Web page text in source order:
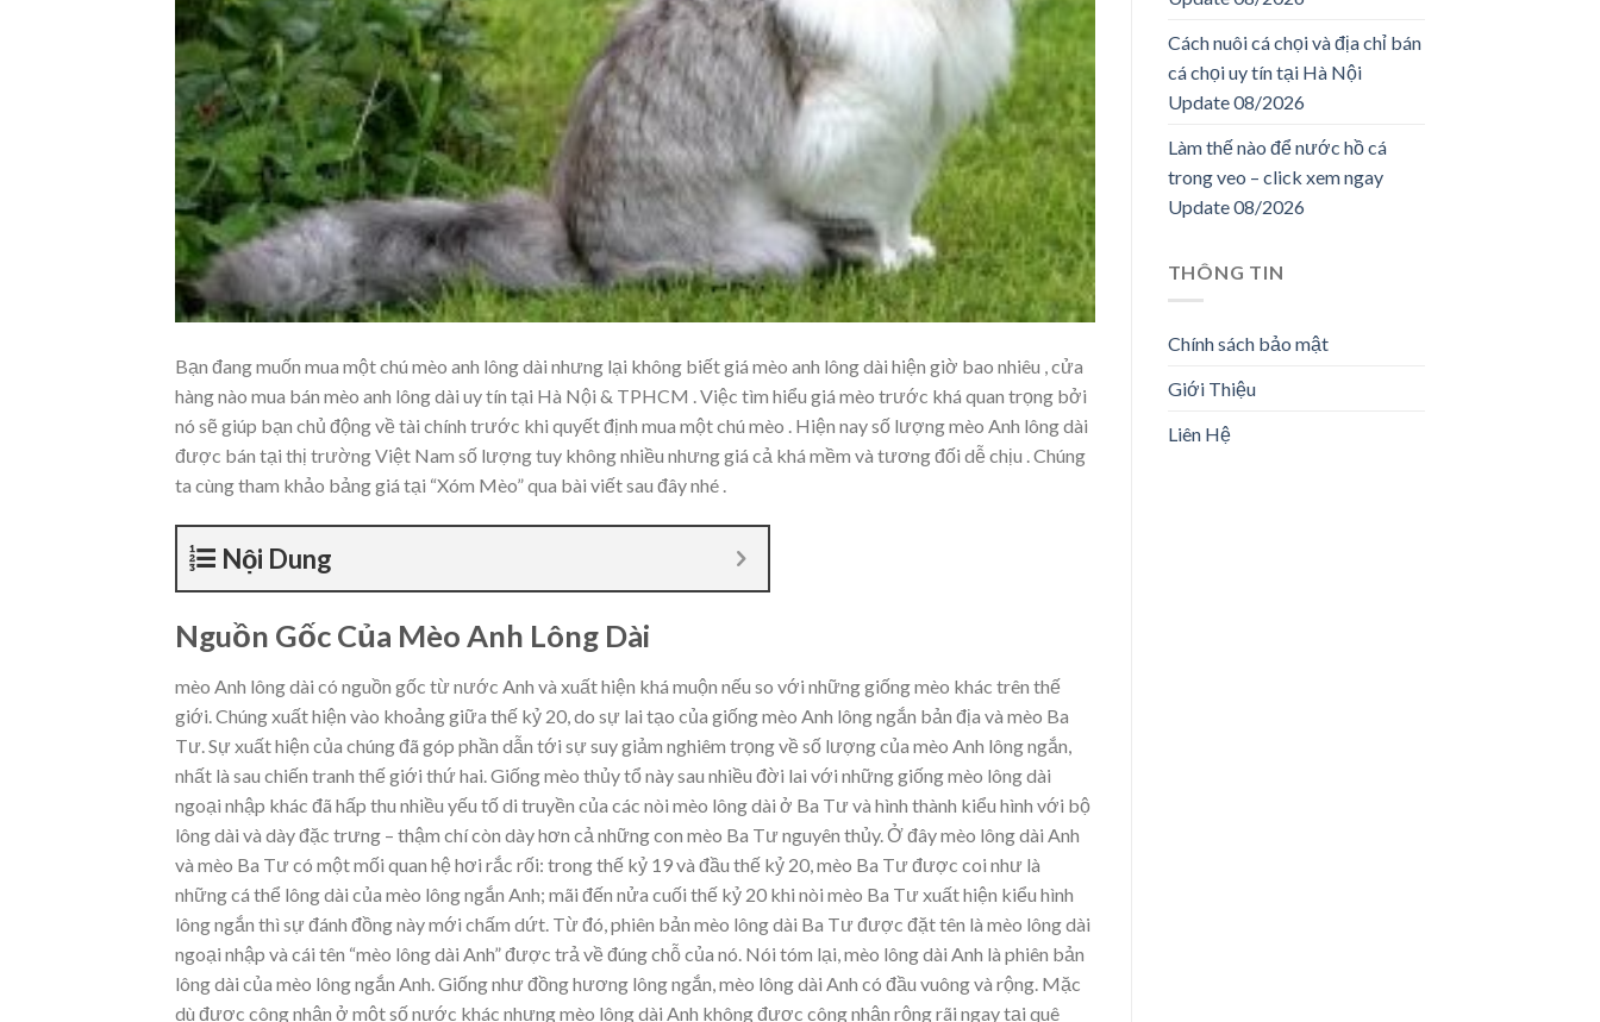
Bạn đang muốn mua một chú mèo anh lông dài nhưng lại không biết giá mèo anh lông dài hiện giờ bao nhiêu , cửa
hàng nào mua bán mèo anh lông dài uy tín tại Hà Nội & TPHCM . Việc tìm hiểu giá mèo trước khá quan trọng bởi
nó sẽ giúp bạn chủ động về tài chính trước khi quyết định mua một chú mèo . Hiện nay số lượng mèo Anh lông dài
được bán tại thị trường Việt Nam số lượng tuy không nhiều nhưng giá cả khá mềm và tương đối dễ chịu . Chúng
ta cùng tham khảo bảng giá tại “Xóm Mèo” qua bài viết sau đây nhé .
Nội Dung
Nguồn Gốc Của Mèo Anh Lông Dài
mèo Anh lông dài có nguồn gốc từ nước Anh và xuất hiện khá muộn nếu so với những giống mèo khác trên thế
giới. Chúng xuất hiện vào khoảng giữa thế kỷ 20, do sự lai tạo của giống mèo Anh lông ngắn bản địa và mèo Ba
Tư. Sự xuất hiện của chúng đã góp phần dẫn tới sự suy giảm nghiêm trọng về số lượng của mèo Anh lông ngắn,
nhất là sau chiến tranh thế giới thứ hai. Giống mèo thủy tổ này sau nhiều đời lai với những giống mèo lông dài
ngoại nhập khác đã hấp thu nhiều yếu tố di truyền của các nòi mèo lông dài ở Ba Tư và hình thành kiểu hình với bộ
lông dài và dày đặc trưng – thậm chí còn dày hơn cả những con mèo Ba Tư nguyên thủy. Ở đây mèo lông dài Anh
và mèo Ba Tư có một mối quan hệ hơi rắc rối: trong thế kỷ 19 và đầu thế kỷ 20, mèo Ba Tư được coi như là
những cá thể lông dài của mèo lông ngắn Anh; mãi đến nửa cuối thế kỷ 20 khi nòi mèo Ba Tư xuất hiện kiểu hình
lông ngắn thì sự đánh đồng này mới chấm dứt. Từ đó, phiên bản mèo lông dài Ba Tư được đặt tên là mèo lông dài
ngoại nhập và cái tên “mèo lông dài Anh” được trả về đúng chỗ của nó. Nói tóm lại, mèo lông dài Anh là phiên bản
lông dài của mèo lông ngắn Anh. Giống như đồng hương lông ngắn, mèo lông dài Anh có đầu vuông và rộng. Mặc
dù được công nhận ở một số nước khác nhưng mèo lông dài Anh không được công nhận rộng rãi ngay tại quê
Cách nuôi cá chọi và địa chỉ bán
cá chọi uy tín tại Hà Nội
Update 08/2026
Làm thế nào để nước hồ cá
trong veo – click xem ngay
Update 08/2026
THÔNG TIN
Chính sách bảo mật
Giới Thiệu
Liên Hệ